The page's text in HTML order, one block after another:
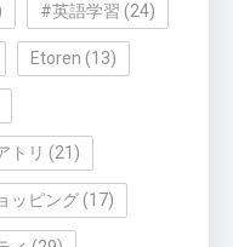
#英語学習 (24)
Etoren (13)
トリ (21)
ッピング (17)